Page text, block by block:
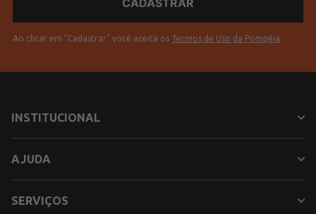
Ao clicar em "Cadastrar" você aceita os Termos de Uso da Pompéia
INSTITUCIONAL
AJUDA
SERVIÇOS